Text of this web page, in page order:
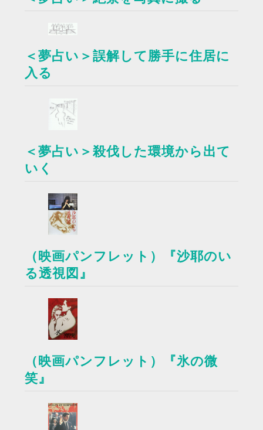
＜夢占い＞誤解して勝手に住居に
入る
＜夢占い＞殺伐した環境から出て
いく
（映画パンフレット）『沙耶のい
る透視図』
（映画パンフレット）『氷の微
笑』